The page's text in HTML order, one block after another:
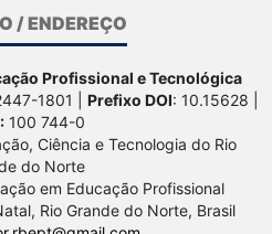
/ ENDEREÇO
Profissional e Tecnológica
1801 | Prefixo DOI: 10.15628 |
100 744-0
Ciência e Tecnologia do Rio
do Norte
em Educação Profissional
Rio Grande do Norte, Brasil